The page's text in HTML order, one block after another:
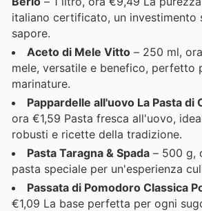
italiano certificato, un investimento
sapore.
Aceto di Mele Vitto – 250 ml,
mele, versatile e benefico, perfetto
marinature.
Pappardelle all'uovo La Pasta di
ora €1,59 Pasta fresca all'uovo,
robusti e ricette della tradizione.
Pasta Taragna & Spada – 500 g,
pasta speciale per un'esperienza
Passata di Pomodoro Classica
€1,09 La base perfetta per ogni